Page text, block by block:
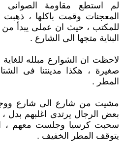
لم استطع مقاومة الصوانى
المعجنات وقمت باكلها ،
للمكتب ، حيث ان عملى يبدأ
البناية متجها الى الشارع .
لاحظت ان الشوارع مبلله
صغيرة ، هكذا مدينتنا فى
المطر .
مشيت من شارع الى شارع
بعض الرجال يرتدى اغلبهم بدل
سحبت كرسيا وجلست معهم ،
يتوقف المطر الخفيف .